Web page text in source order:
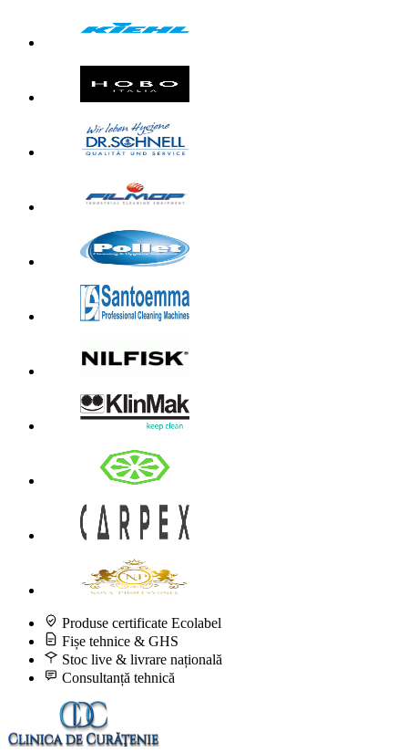
Produse certificate Ecolabel
Fișe tehnice & GHS
Stoc live & livrare națională
Consultanță tehnică